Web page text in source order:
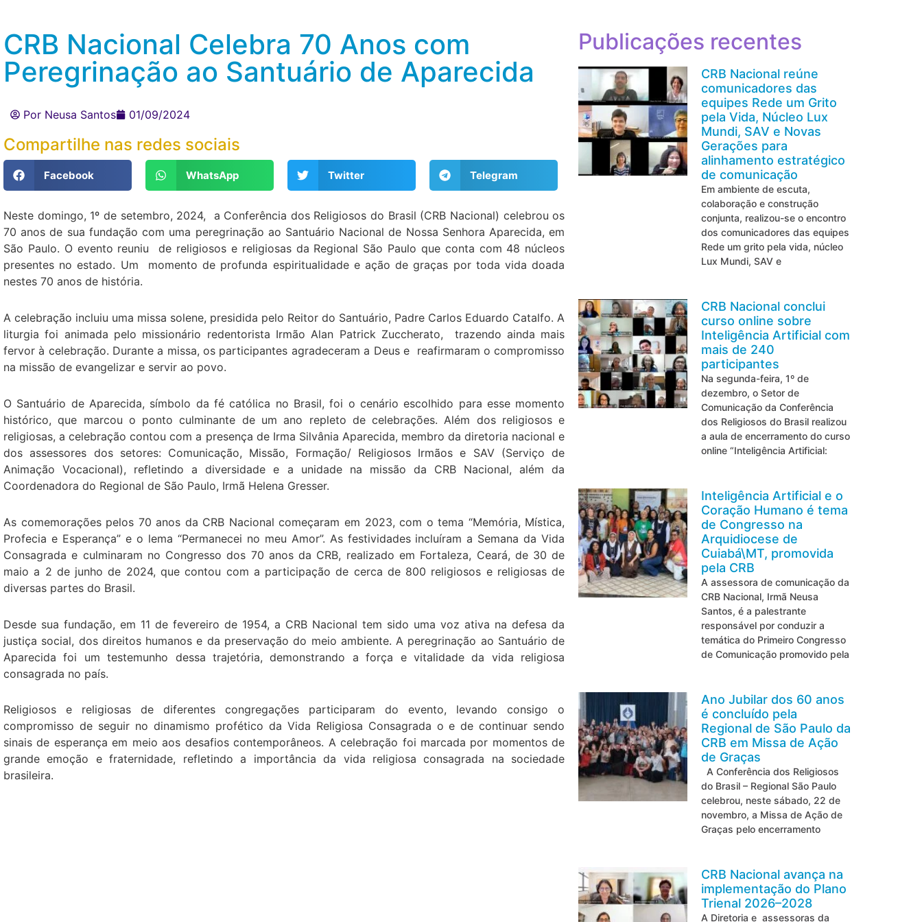
CRB Nacional Celebra 70 Anos com
Peregrinação ao Santuário de Aparecida
Por Neusa Santos 01/09/2024
Compartilhe nas redes sociais
Facebook WhatsApp Twitter Telegram
Neste domingo, 1º de setembro, 2024, a Conferência dos Religiosos do Brasil (CRB Nacional) celebrou os
70 anos de sua fundação com uma peregrinação ao Santuário Nacional de Nossa Senhora Aparecida, em
São Paulo. O evento reuniu de religiosos e religiosas da Regional São Paulo que conta com 48 núcleos
presentes no estado. Um momento de profunda espiritualidade e ação de graças por toda vida doada
nestes 70 anos de história.
A celebração incluiu uma missa solene, presidida pelo Reitor do Santuário, Padre Carlos Eduardo Catalfo. A
liturgia foi animada pelo missionário redentorista Irmão Alan Patrick Zuccherato, trazendo ainda mais
fervor à celebração. Durante a missa, os participantes agradeceram a Deus e reafirmaram o compromisso
na missão de evangelizar e servir ao povo.
O Santuário de Aparecida, símbolo da fé católica no Brasil, foi o cenário escolhido para esse momento
histórico, que marcou o ponto culminante de um ano repleto de celebrações. Além dos religiosos e
religiosas, a celebração contou com a presença de Irma Silvânia Aparecida, membro da diretoria nacional e
dos assessores dos setores: Comunicação, Missão, Formação/ Religiosos Irmãos e SAV (Serviço de
Animação Vocacional), refletindo a diversidade e a unidade na missão da CRB Nacional, além da
Coordenadora do Regional de São Paulo, Irmã Helena Gresser.
As comemorações pelos 70 anos da CRB Nacional começaram em 2023, com o tema “Memória, Mística,
Profecia e Esperança” e o lema “Permanecei no meu Amor”. As festividades incluíram a Semana da Vida
Consagrada e culminaram no Congresso dos 70 anos da CRB, realizado em Fortaleza, Ceará, de 30 de
maio a 2 de junho de 2024, que contou com a participação de cerca de 800 religiosos e religiosas de
diversas partes do Brasil.
Desde sua fundação, em 11 de fevereiro de 1954, a CRB Nacional tem sido uma voz ativa na defesa da
justiça social, dos direitos humanos e da preservação do meio ambiente. A peregrinação ao Santuário de
Aparecida foi um testemunho dessa trajetória, demonstrando a força e vitalidade da vida religiosa
consagrada no país.
Religiosos e religiosas de diferentes congregações participaram do evento, levando consigo o
compromisso de seguir no dinamismo profético da Vida Religiosa Consagrada o e de continuar sendo
sinais de esperança em meio aos desafios contemporâneos. A celebração foi marcada por momentos de
grande emoção e fraternidade, refletindo a importância da vida religiosa consagrada na sociedade
brasileira.
Publicações recentes
CRB Nacional reúne
comunicadores das
equipes Rede um Grito
pela Vida, Núcleo Lux
Mundi, SAV e Novas
Gerações para
alinhamento estratégico
de comunicação
Em ambiente de escuta,
colaboração e construção
conjunta, realizou-se o encontro
dos comunicadores das equipes
Rede um grito pela vida, núcleo
Lux Mundi, SAV e
CRB Nacional conclui
curso online sobre
Inteligência Artificial com
mais de 240
participantes
Na segunda-feira, 1º de
dezembro, o Setor de
Comunicação da Conferência
dos Religiosos do Brasil realizou
a aula de encerramento do curso
online “Inteligência Artificial:
Inteligência Artificial e o
Coração Humano é tema
de Congresso na
Arquidiocese de
Cuiabá\MT, promovida
pela CRB
A assessora de comunicação da
CRB Nacional, Irmã Neusa
Santos, é a palestrante
responsável por conduzir a
temática do Primeiro Congresso
de Comunicação promovido pela
Ano Jubilar dos 60 anos
é concluído pela
Regional de São Paulo da
CRB em Missa de Ação
de Graças
A Conferência dos Religiosos
do Brasil – Regional São Paulo
celebrou, neste sábado, 22 de
novembro, a Missa de Ação de
Graças pelo encerramento
CRB Nacional avança na
implementação do Plano
Trienal 2026–2028
A Diretoria e assessoras da